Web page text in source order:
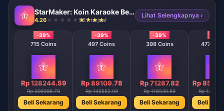
StarMaker: Koin Karaoke Bernyanyi
4.26 927 terjual
Lihat Selengkapnya ›
-39%
715 Coins
Rp 128244.59
Rp 209398.79
Beli Sekarang
-39%
497 Coins
Rp 89109.78
Rp 145552.09
Beli Sekarang
-39%
398 Coins
Rp 71287.82
Rp 116540.89
Beli Sekarang
47746
Rp
Rp
Beli